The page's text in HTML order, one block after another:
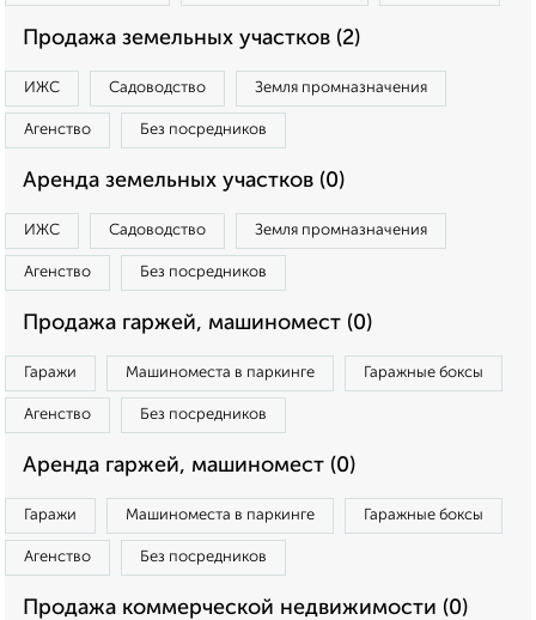
Продажа земельных участков (2)
ИЖС Садоводство Земля промназначения
Агенство Без посредников
Аренда земельных участков (0)
ИЖС Садоводство Земля промназначения
Агенство Без посредников
Продажа гаржей, машиномест (0)
Гаражи Машиноместа в паркинге Гаражные боксы
Агенство Без посредников
Аренда гаржей, машиномест (0)
Гаражи Машиноместа в паркинге Гаражные боксы
Агенство Без посредников
Продажа коммерческой недвижимости (0)